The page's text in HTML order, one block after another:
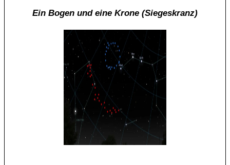
Ein Bogen und eine Krone (Siegeskranz)